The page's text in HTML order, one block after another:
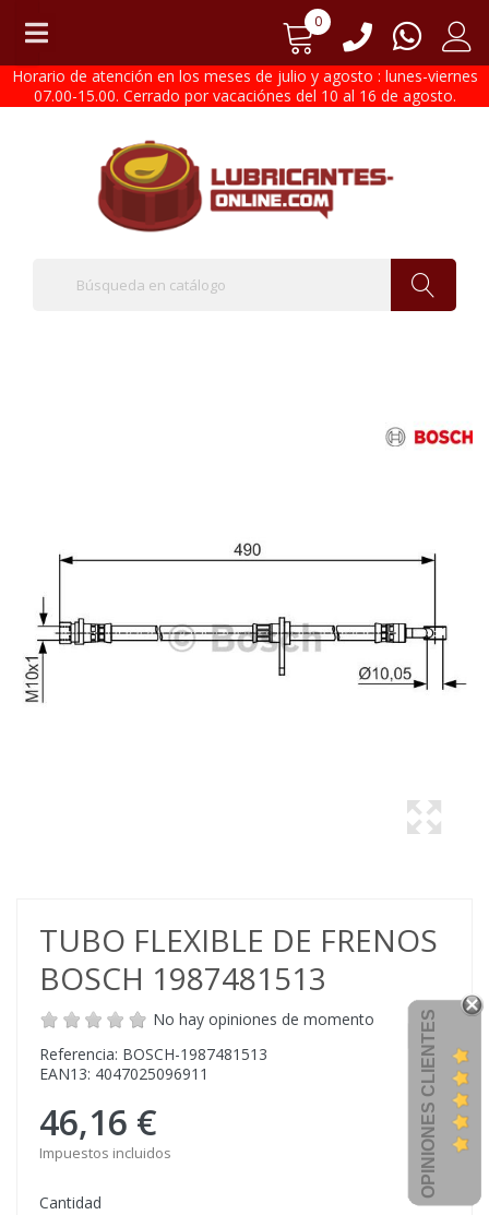
0
Horario de atención en los meses de julio y agosto : lunes-viernes
07.00-15.00. Cerrado por vacaciónes del 10 al 16 de agosto.
TUBO FLEXIBLE DE FRENOS
BOSCH 1987481513
No hay opiniones de momento
Referencia: BOSCH-1987481513
EAN13: 4047025096911
46,16 €
Impuestos incluidos
Cantidad
OPINIONES CLIENTES